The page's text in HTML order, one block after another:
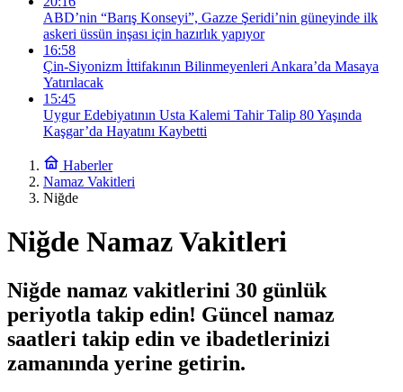
ABD’nin “Barış Konseyi”, Gazze Şeridi’nin güneyinde ilk
askeri üssün inşası için hazırlık yapıyor
16:58
Çin-Siyonizm İttifakının Bilinmeyenleri Ankara’da Masaya
Yatırılacak
15:45
Uygur Edebiyatının Usta Kalemi Tahir Talip 80 Yaşında
Kaşgar’da Hayatını Kaybetti
Haberler
Namaz Vakitleri
Niğde
Niğde Namaz Vakitleri
Niğde namaz vakitlerini 30 günlük
periyotla takip edin! Güncel namaz
saatleri takip edin ve ibadetlerinizi
zamanında yerine getirin.